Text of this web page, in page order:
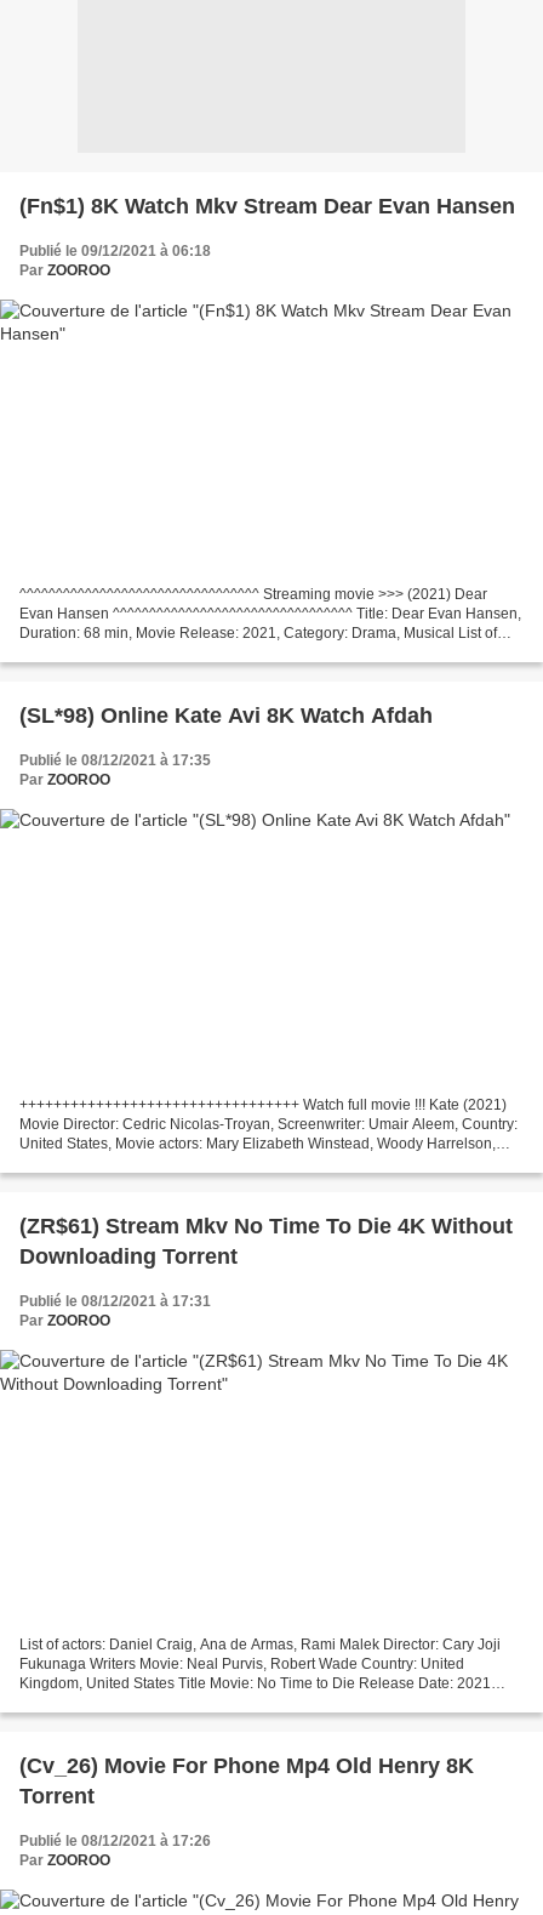
(Fn$1) 8K Watch Mkv Stream Dear Evan Hansen
Publié le 09/12/2021 à 06:18
Par ZOOROO
^^^^^^^^^^^^^^^^^^^^^^^^^^^^^^^^^ Streaming movie >>> (2021) Dear
Evan Hansen ^^^^^^^^^^^^^^^^^^^^^^^^^^^^^^^^^ Title: Dear Evan Hansen,
Duration: 68 min, Movie Release: 2021, Category: Drama, Musical List of
(SL*98) Online Kate Avi 8K Watch Afdah
Publié le 08/12/2021 à 17:35
Par ZOOROO
+++++++++++++++++++++++++++++++++ Watch full movie !!! Kate (2021)
Movie Director: Cedric Nicolas-Troyan, Screenwriter: Umair Aleem, Country:
United States, Movie actors: Mary Elizabeth Winstead, Woody Harrelson,
(ZR$61) Stream Mkv No Time To Die 4K Without
Downloading Torrent
Publié le 08/12/2021 à 17:31
Par ZOOROO
List of actors: Daniel Craig, Ana de Armas, Rami Malek Director: Cary Joji
Fukunaga Writers Movie: Neal Purvis, Robert Wade Country: United
Kingdom, United States Title Movie: No Time to Die Release Date: 2021
(Cv_26) Movie For Phone Mp4 Old Henry 8K
Torrent
Publié le 08/12/2021 à 17:26
Par ZOOROO